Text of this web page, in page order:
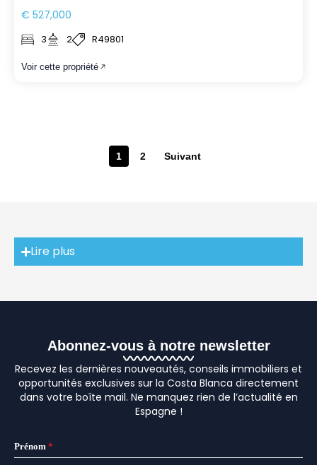
€ 527,000
3 2 R49801
Voir cette propriété
1 2 Suivant
Lire plus
Abonnez-vous à notre newsletter
Recevez les dernières nouveautés, conseils immobiliers et
opportunités exclusives sur la Costa Blanca directement
dans votre boîte mail. Ne manquez rien de l’actualité en
Espagne !
Prénom *